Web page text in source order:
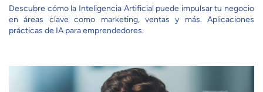
Descubre cómo la Inteligencia Artificial puede impulsar tu negocio
en áreas clave como marketing, ventas y más. Aplicaciones
prácticas de IA para emprendedores.